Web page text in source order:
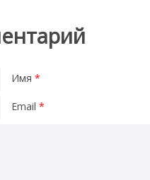
Имя *
Email *